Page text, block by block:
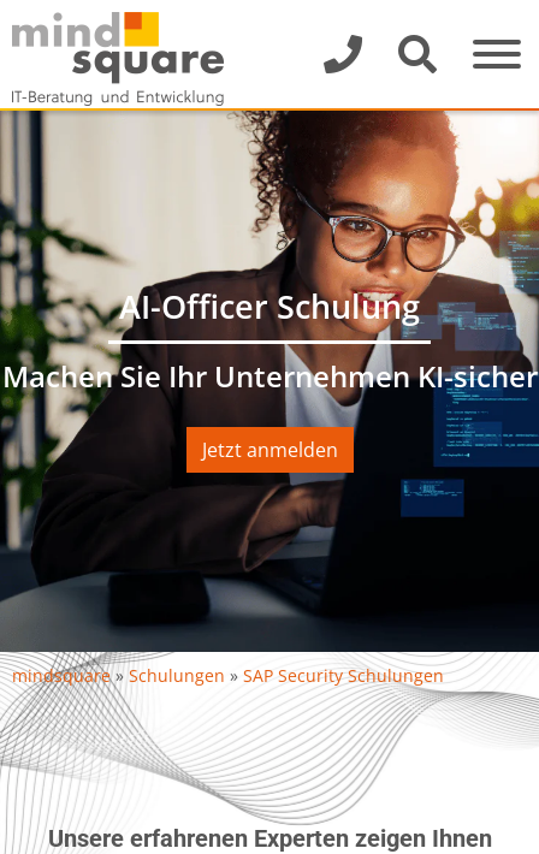
AI-Officer Schulung
Machen Sie Ihr Unternehmen KI-sicher
Jetzt anmelden
mindsquare» Schulungen » SAP Security Schulungen
Unsere erfahrenenExperten zeigen Ihnen